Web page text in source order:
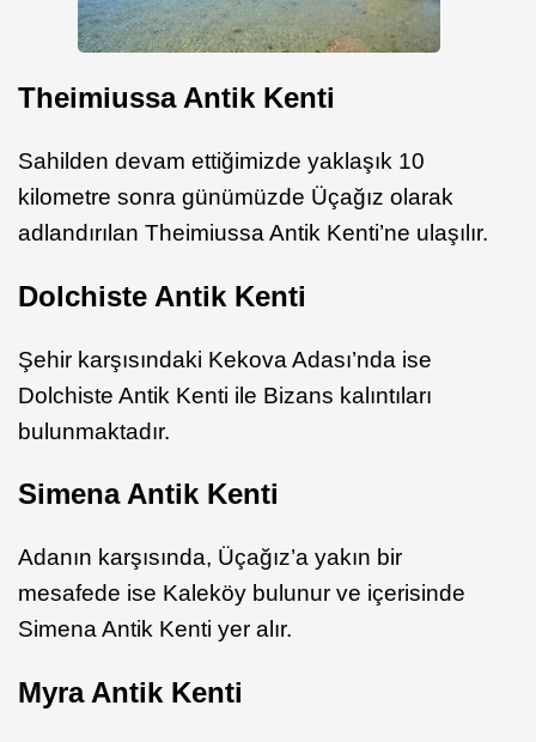
Theimiussa Antik Kenti
Sahilden devam ettiğimizde yaklaşık 10
kilometre sonra günümüzde Üçağız olarak
adlandırılan Theimiussa Antik Kenti’ne ulaşılır.
Dolchiste Antik Kenti
Şehir karşısındaki Kekova Adası’nda ise
Dolchiste Antik Kenti ile Bizans kalıntıları
bulunmaktadır.
Simena Antik Kenti
Adanın karşısında, Üçağız’a yakın bir
mesafede ise Kaleköy bulunur ve içerisinde
Simena Antik Kenti yer alır.
Myra Antik Kenti